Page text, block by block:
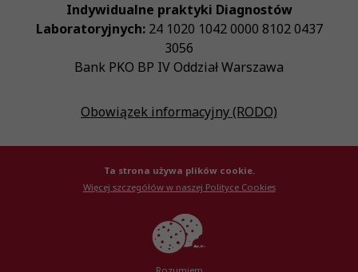
Indywidualne praktyki Diagnostów
Laboratoryjnych:24 1020 1042 0000 8102 0437
3056
Bank PKO BP IV Oddział Warszawa
Obowiązek informacyjny (RODO)
© Krajowa Izba Diagnostów Laboratoryjnych 2026
Created by
Ta strona używa plików cookie.
Więcej szczegółów w naszej Polityce Cookies